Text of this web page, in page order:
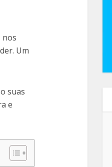
nos
Um
suas
e